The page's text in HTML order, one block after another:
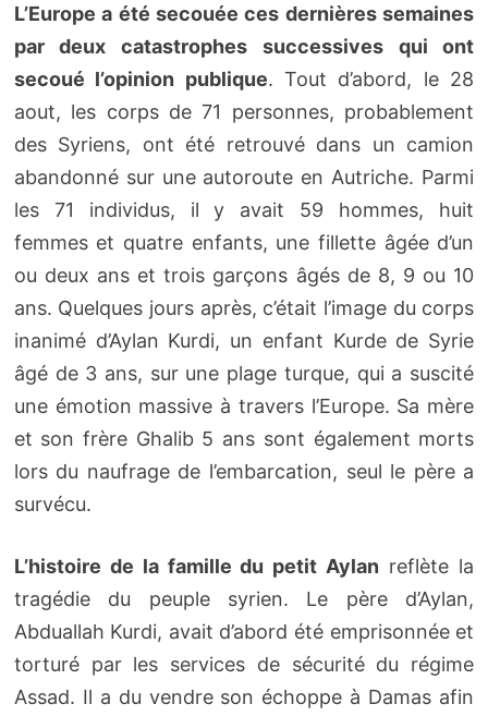
L’Europe a été secouée ces dernières semaines
par deux catastrophes successives qui ont
secoué l’opinion publique. Tout d’abord, le 28
aout, les corps de 71 personnes, probablement
des Syriens, ont été retrouvé dans un camion
abandonné sur une autoroute en Autriche. Parmi
les 71 individus, il y avait 59 hommes, huit
femmes et quatre enfants, une fillette âgée d’un
ou deux ans et trois garçons âgés de 8, 9 ou 10
ans. Quelques jours après, c’était l’image du corps
inanimé d’Aylan Kurdi, un enfant Kurde de Syrie
âgé de 3 ans, sur une plage turque, qui a suscité
une émotion massive à travers l’Europe. Sa mère
et son frère Ghalib 5 ans sont également morts
lors du naufrage de l’embarcation, seul le père a
survécu.
L’histoire de la famille du petit Aylan reflète la
tragédie du peuple syrien. Le père d’Aylan,
Abduallah Kurdi, avait d’abord été emprisonnée et
torturé par les services de sécurité du régime
Assad. Il a du vendre son échoppe à Damas afin